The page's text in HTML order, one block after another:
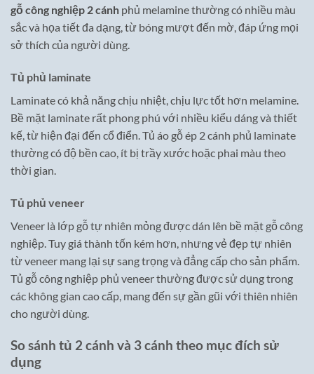
gỗ công nghiệp 2 cánh phủ melamine thường có nhiều màu
sắc và họa tiết đa dạng, từ bóng mượt đến mờ, đáp ứng mọi
sở thích của người dùng.
Tủ phủ laminate
Laminate có khả năng chịu nhiệt, chịu lực tốt hơn melamine.
Bề mặt laminate rất phong phú với nhiều kiểu dáng và thiết
kế, từ hiện đại đến cổ điển. Tủ áo gỗ ép 2 cánh phủ laminate
thường có độ bền cao, ít bị trầy xước hoặc phai màu theo
thời gian.
Tủ phủ veneer
Veneer là lớp gỗ tự nhiên mỏng được dán lên bề mặt gỗ công
nghiệp. Tuy giá thành tốn kém hơn, nhưng vẻ đẹp tự nhiên
từ veneer mang lại sự sang trọng và đẳng cấp cho sản phẩm.
Tủ gỗ công nghiệp phủ veneer thường được sử dụng trong
các không gian cao cấp, mang đến sự gần gũi với thiên nhiên
cho người dùng.
So sánh tủ 2 cánh và 3 cánh theo mục đích sử
dụng